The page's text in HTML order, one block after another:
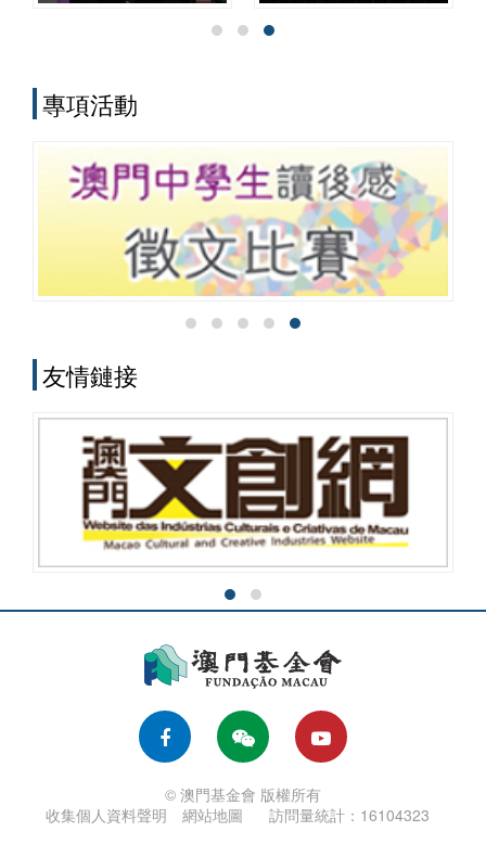
專項活動
友情鏈接
© 澳門基金會 版權所有
收集個人資料聲明
網站地圖 訪問量統計：16104323